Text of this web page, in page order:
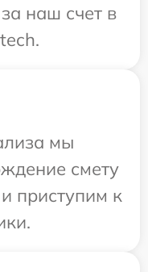
наш счет в
мы
смету
приступим к